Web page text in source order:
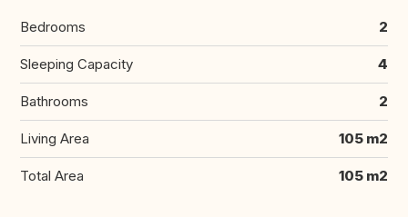
Bedrooms 2
Sleeping Capacity 4
Bathrooms 2
Living Area 105 m2
Total Area 105 m2